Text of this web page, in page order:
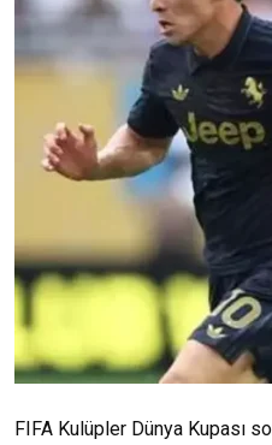
FIFA Kulüpler Dünya Kupası